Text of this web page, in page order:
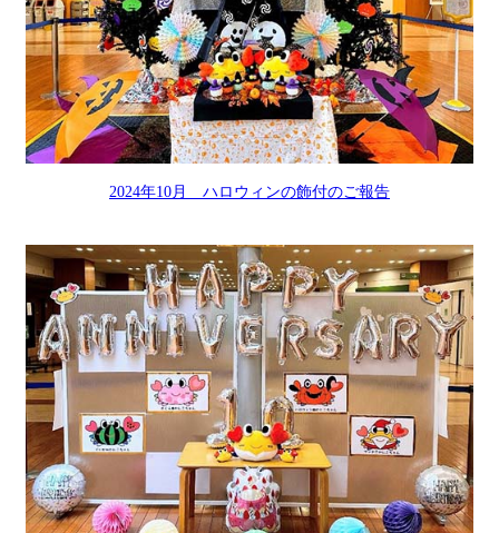
2024年10月 ハロウィンの飾付のご報告